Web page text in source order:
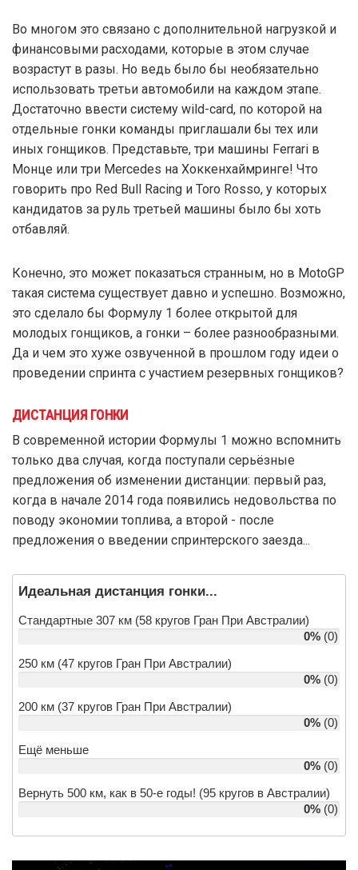
Во многом это связано с дополнительной нагрузкой и
финансовыми расходами, которые в этом случае
возрастут в разы. Но ведь было бы необязательно
использовать третьи автомобили на каждом этапе.
Достаточно ввести систему wild-card, по которой на
отдельные гонки команды приглашали бы тех или
иных гонщиков. Представьте, три машины Ferrari в
Монце или три Mercedes на Хоккенхаймринге! Что
говорить про Red Bull Racing и Toro Rosso, у которых
кандидатов за руль третьей машины было бы хоть
отбавляй.
Конечно, это может показаться странным, но в MotoGP
такая система существует давно и успешно. Возможно,
это сделало бы Формулу 1 более открытой для
молодых гонщиков, а гонки – более разнообразными.
Да и чем это хуже озвученной в прошлом году идеи о
проведении спринта с участием резервных гонщиков?
ДИСТАНЦИЯ ГОНКИ
В современной истории Формулы 1 можно вспомнить
только два случая, когда поступали серьёзные
предложения об изменении дистанции: первый раз,
когда в начале 2014 года появились недовольства по
поводу экономии топлива, а второй - после
предложения о введении спринтерского заезда...
Идеальная дистанция гонки...
Стандартные 307 км (58 кругов Гран При Австралии)
0% (0)
250 км (47 кругов Гран При Австралии)
0% (0)
200 км (37 кругов Гран При Австралии)
0% (0)
Ещё меньше
0% (0)
Вернуть 500 км, как в 50-е годы! (95 кругов в Австралии)
0% (0)